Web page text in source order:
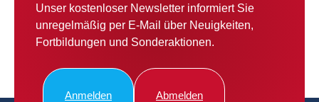
Unser kostenloser Newsletter informiert Sie
unregelmäßig per E-Mail über Neuigkeiten,
Fortbildungen und Sonderaktionen.
Anmelden Abmelden